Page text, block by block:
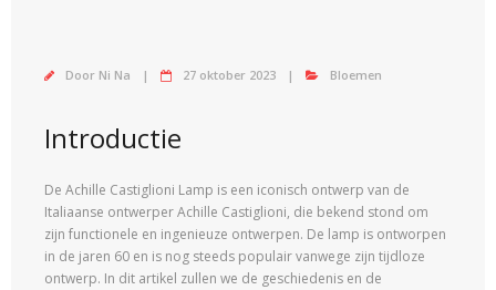
Door Ni Na 27 oktober 2023 Bloemen
Introductie
De Achille Castiglioni Lamp is een iconisch ontwerp van de
Italiaanse ontwerper Achille Castiglioni, die bekend stond om
zijn functionele en ingenieuze ontwerpen. De lamp is ontworpen
in de jaren 60 en is nog steeds populair vanwege zijn tijdloze
ontwerp. In dit artikel zullen we de geschiedenis en de